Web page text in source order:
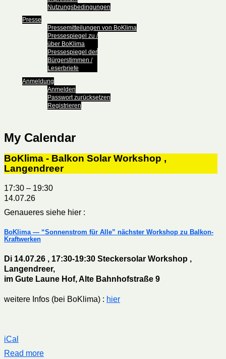
Nutzungsbedingungen
Presse
Pressemitteilungen von BoKlima
Pressespiegel zu /
über BoKlima
Pressespiegel der
Bürgerstimmen /
Leserbriefe
Anmeldung
Anmelden
Passwort zurücksetzen
Registrieren
My Calendar
BoKlima - Balkon Solar Workshop ,
Langendreer
17:30 – 19:30
14.07.26
Genaueres siehe hier :
BoKlima — “Sonnenstrom für Alle” nächster Workshop zu Balkon-
Kraftwerken
Di 14.07.26 , 17:30-19:30 Steckersolar Workshop ,
Langendreer,
im Gute Laune Hof, Alte Bahnhofstraße 9
weitere Infos (bei BoKlima) : hier
iCal
Read more